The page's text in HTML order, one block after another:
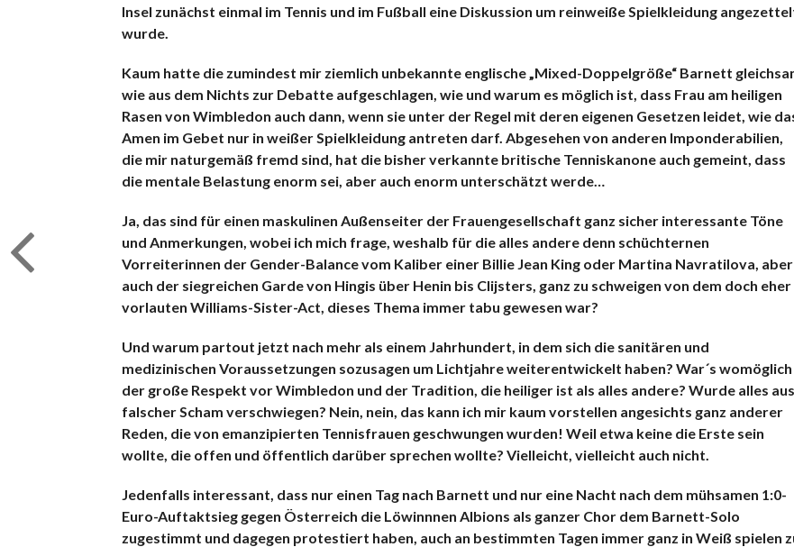
Insel zunächst einmal im Tennis und im Fußball eine Diskussion um reinweiße Spielkleidung
wurde.
Kaum hatte die zumindest mir ziemlich unbekannte englische „Mixed-Doppelgröße“ Barnett
wie aus dem Nichts zur Debatte aufgeschlagen, wie und warum es möglich ist, dass Frau am heiligen
Rasen von Wimbledon auch dann, wenn sie unter der Regel mit deren eigenen Gesetzen leidet, wie
Amen im Gebet nur in weißer Spielkleidung antreten darf. Abgesehen von anderen Imponderabilien,
die mir naturgemäß fremd sind, hat die bisher verkannte britische Tenniskanone auch gemeint, dass
die mentale Belastung enorm sei, aber auch enorm unterschätzt werde…
Ja, das sind für einen maskulinen Außenseiter der Frauengesellschaft ganz sicher interessante Töne
und Anmerkungen, wobei ich mich frage, weshalb für die alles andere denn schüchternen
Vorreiterinnen der Gender-Balance vom Kaliber einer Billie Jean King oder Martina Navratilova, aber
auch der siegreichen Garde von Hingis über Henin bis Clijsters, ganz zu schweigen von dem doch eher
vorlauten Williams-Sister-Act, dieses Thema immer tabu gewesen war?
Und warum partout jetzt nach mehr als einem Jahrhundert, in dem sich die sanitären und
medizinischen Voraussetzungen sozusagen um Lichtjahre weiterentwickelt haben? War´s womöglich
der große Respekt vor Wimbledon und der Tradition, die heiliger ist als alles andere? Wurde alles aus
falscher Scham verschwiegen? Nein, nein, das kann ich mir kaum vorstellen angesichts ganz anderer
Reden, die von emanzipierten Tennisfrauen geschwungen wurden! Weil etwa keine die Erste sein
wollte, die offen und öffentlich darüber sprechen wollte? Vielleicht, vielleicht auch nicht.
Jedenfalls interessant, dass nur einen Tag nach Barnett und nur eine Nacht nach dem mühsamen 1:0-
Euro-Auftaktsieg gegen Österreich die Löwinnnen Albions als ganzer Chor dem Barnett-Solo
zugestimmt und dagegen protestiert haben, auch an bestimmten Tagen immer ganz in Weiß spielen